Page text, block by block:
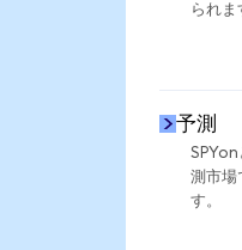
られま
予測
SPYon
測市場
す。